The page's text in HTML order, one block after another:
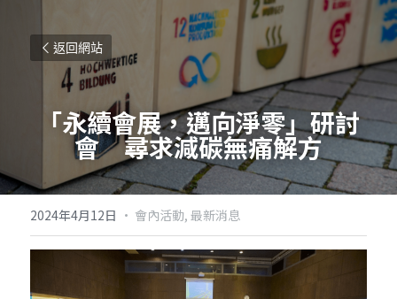
返回網站
「永續會展，邁向淨零」研討
會　尋求減碳無痛解方
2024年4月12日 · 會內活動, 最新消息